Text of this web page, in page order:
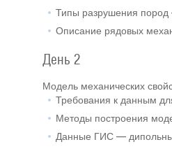
Типы разрушения пород
Описание рядовых
День 2
Модель механических
Требования к данным
Методы построения
Данные ГИС — дипольный